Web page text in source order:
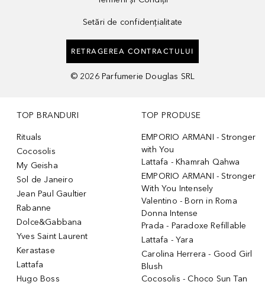
Setări de confidențialitate
RETRAGEREA CONTRACTULUI
© 2026 Parfumerie Douglas SRL
TOP BRANDURI
Rituals
Cocosolis
My Geisha
Sol de Janeiro
Jean Paul Gaultier
Rabanne
Dolce&Gabbana
Yves Saint Laurent
Kerastase
Lattafa
Hugo Boss
TOP PRODUSE
EMPORIO ARMANI - Stronger
with You
Lattafa - Khamrah Qahwa
EMPORIO ARMANI - Stronger
With You Intensely
Valentino - Born in Roma
Donna Intense
Prada - Paradoxe Refillable
Lattafa - Yara
Carolina Herrera - Good Girl
Blush
Cocosolis - Choco Sun Tan